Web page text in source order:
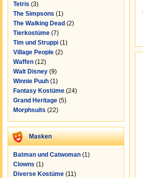
Tetris (3)
The Simpsons (1)
The Walking Dead (2)
Tierkostüme (7)
Tim und Struppi (1)
Village People (2)
Waffen (12)
Walt Disney (9)
Winnie Puuh (1)
Fantasy Kostüme (24)
Grand Heritage (5)
Morphsuits (22)
Masken
Batman und Catwoman (1)
Clowns (1)
Diverse Kostüme (11)